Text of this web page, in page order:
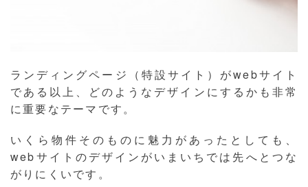
ランディングページ（特設サイト）がwebサイト
である以上、どのようなデザインにするかも非常
に重要なテーマです。
いくら物件そのものに魅力があったとしても、
webサイトのデザインがいまいちでは先へとつな
がりにくいです。